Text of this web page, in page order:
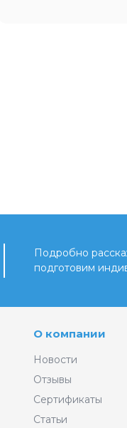
Подробно
подготовим
О компании
Новости
Отзывы
Сертификаты
Статьи